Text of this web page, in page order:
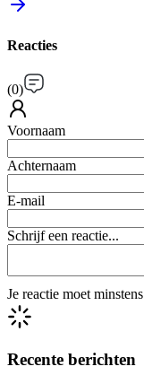
Reacties
(0)
Voornaam
Achternaam
E-mail
Schrijf een reactie...
Je reactie moet minstens
Recente berichten